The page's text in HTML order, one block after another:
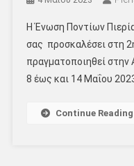
Η Ένωση Ποντίων
σας προσκαλέσει στη
πραγματοποιηθεί στην
8 έως και 14 Μαΐου
Continue Reading